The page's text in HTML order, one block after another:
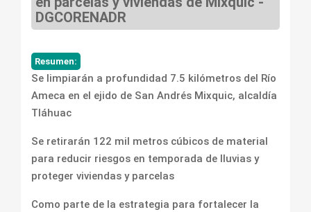
DGCORENADR
Resumen:
Se limpiarán a profundidad 7.5 kilómetros del Río
Ameca en el ejido de San Andrés Mixquic, alcaldía
Tláhuac
Se retirarán 122 mil metros cúbicos de material
para reducir riesgos en temporada de lluvias y
proteger viviendas y parcelas
Como parte de la estrategia para fortalecer la